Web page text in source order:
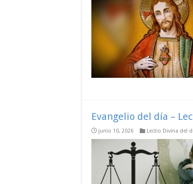
Evangelio del día –
junio 10, 2026 Lectio Divina del